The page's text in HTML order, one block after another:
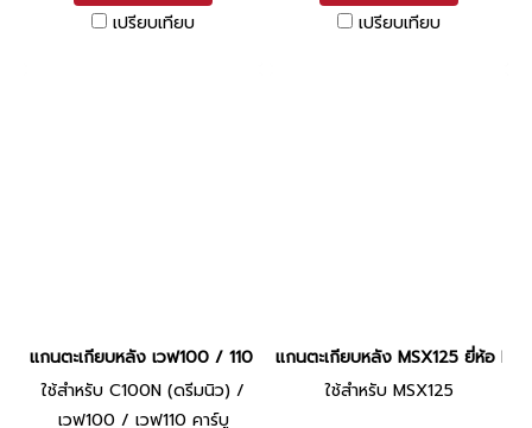
เปรียบเทียบ เปรียบเทียบ
แกนตะเกียบหลัง เวฟ100 / 110 ยี่ห้อ CSI
ใช้สำหรับ C100N (ดรีมนิว) /
เวฟ100 / เวฟ110 คาร์บู
แกนตะเกียบหลัง MSX125 ยี่ห้อ BS
ใช้สำหรับ MSX125